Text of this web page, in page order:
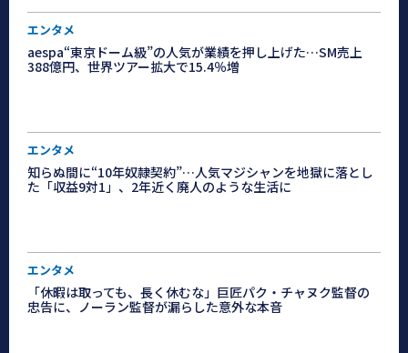
エンタメ
aespa“東京ドーム級”の人気が業績を押し上げた…SM売上
388億円、世界ツアー拡大で15.4％増
エンタメ
知らぬ間に“10年奴隷契約”…人気マジシャンを地獄に落とし
た「収益9対1」、2年近く廃人のような生活に
エンタメ
「休暇は取っても、長く休むな」巨匠パク・チャヌク監督の
忠告に、ノーラン監督が漏らした意外な本音